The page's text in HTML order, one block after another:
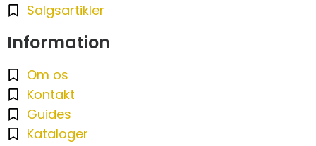
Salgsartikler
Information
Om os
Kontakt
Guides
Kataloger